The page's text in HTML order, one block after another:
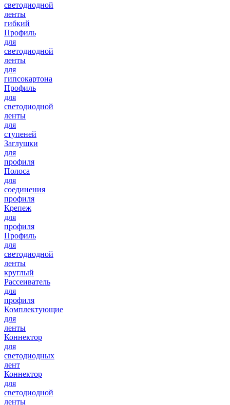
светодиодной
ленты
гибкий
Профиль
для
светодиодной
ленты
для
гипсокартона
Профиль
для
светодиодной
ленты
для
ступеней
Заглушки
для
профиля
Полоса
для
соединения
профиля
Крепеж
для
профиля
Профиль
для
светодиодной
ленты
круглый
Рассеиватель
для
профиля
Комплектующие
для
ленты
Коннектор
для
светодиодных
лент
Коннектор
для
светодиодной
ленты